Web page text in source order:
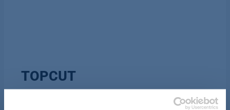
TOPCUT
Cutting system for manual to semi-